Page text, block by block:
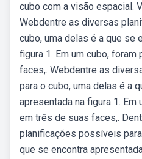
cubo com a visão espacial.
Webdentre as diversas
cubo, uma delas é a que se
figura 1. Em um cubo,
faces,. Webdentre as
para o cubo, uma delas é a
apresentada na figura 1. Em
em três de suas faces,.
planificações possíveis
que se encontra